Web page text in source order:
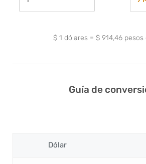
$ 1 dólares = $ 914,46pesos
Guía de
Dólar